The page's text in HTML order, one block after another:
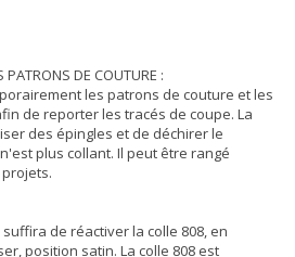
PATRONS DE COUTURE :
les patrons de couture et les
de reporter les tracés de coupe. La
des épingles et de déchirer le
plus collant. Il peut être rangé
de réactiver la colle 808, en
position satin. La colle 808 est